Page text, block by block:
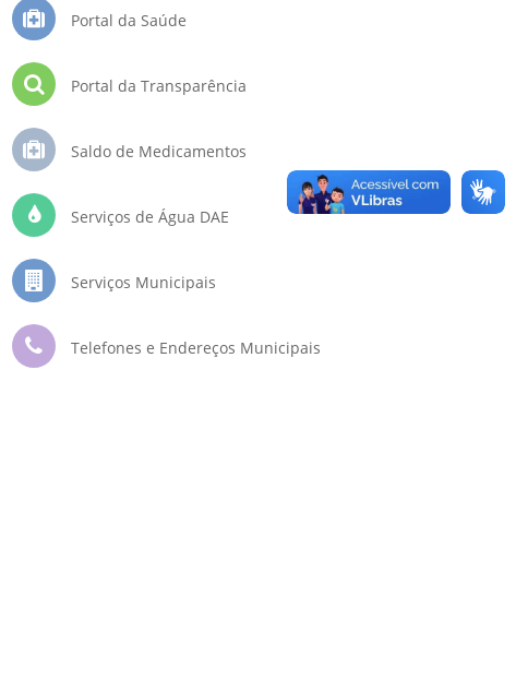
Portal da Saúde
Portal da Transparência
Saldo de Medicamentos
Serviços de Água DAE
Serviços Municipais
Telefones e Endereços Municipais